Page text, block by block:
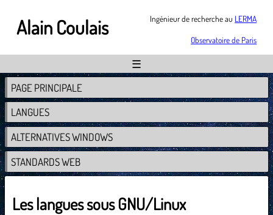
Alain Coulais Ingénieur de recherche au LERMA
Observatoire de Paris
☰
PAGE PRINCIPALE
LANGUES
ALTERNATIVES WINDOWS
STANDARDS WEB
Les langues sous GNU/Linux